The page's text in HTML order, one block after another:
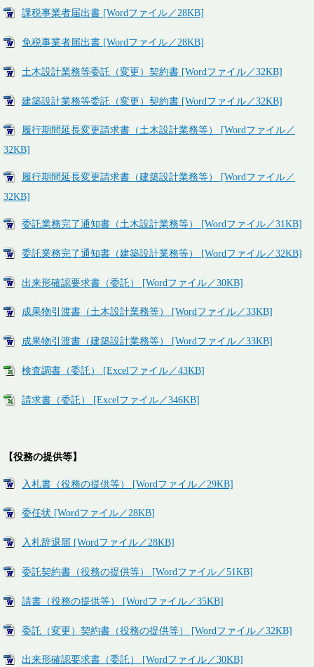
課税事業者届出書 [Wordファイル／28KB]
免税事業者届出書 [Wordファイル／28KB]
土木設計業務等委託（変更）契約書 [Wordファイル／32KB]
建築設計業務等委託（変更）契約書 [Wordファイル／32KB]
履行期間延長変更請求書（土木設計業務等） [Wordファイル／
32KB]
履行期間延長変更請求書（建築設計業務等） [Wordファイル／
32KB]
委託業務完了通知書（土木設計業務等） [Wordファイル／31KB]
委託業務完了通知書（建築設計業務等） [Wordファイル／32KB]
出来形確認要求書（委託） [Wordファイル／30KB]
成果物引渡書（土木設計業務等） [Wordファイル／33KB]
成果物引渡書（建築設計業務等） [Wordファイル／33KB]
検査調書（委託） [Excelファイル／43KB]
請求書（委託） [Excelファイル／346KB]
【役務の提供等】
入札書（役務の提供等） [Wordファイル／29KB]
委任状 [Wordファイル／28KB]
入札辞退届 [Wordファイル／28KB]
委託契約書（役務の提供等） [Wordファイル／51KB]
請書（役務の提供等） [Wordファイル／35KB]
委託（変更）契約書（役務の提供等） [Wordファイル／32KB]
出来形確認要求書（委託） [Wordファイル／30KB]